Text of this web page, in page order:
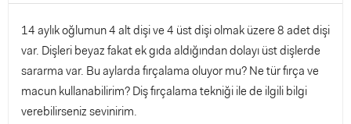
14 aylık oğlumun 4 alt dişi ve 4 üst dişi olmak üzere 8 adet dişi
var. Dişleri beyaz fakat ek gıda aldığından dolayı üst dişlerde
sararma var. Bu aylarda fırçalama oluyor mu? Ne tür fırça ve
macun kullanabilirim? Diş fırçalama tekniği ile de ilgili bilgi
verebilirseniz sevinirim.